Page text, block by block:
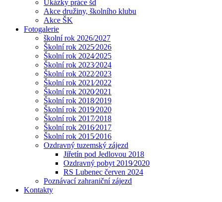
Ukázky práce šd
Akce družiny, školního klubu
Akce ŠK
Fotogalerie
školní rok 2026/2027
Školní rok 2025⁄2026
Školní rok 2024⁄2025
Školní rok 2023⁄2024
Školní rok 2022⁄2023
Školní rok 2021⁄2022
Školní rok 2020⁄2021
Školní rok 2018⁄2019
Školní rok 2019⁄2020
Školní rok 2017⁄2018
Školní rok 2016⁄2017
Školní rok 2015⁄2016
Ozdravný tuzemský zájezd
Jiřetín pod Jedlovou 2018
Ozdravný pobyt 2019⁄2020
RS Lubenec červen 2024
Poznávací zahraniční zájezd
Kontakty